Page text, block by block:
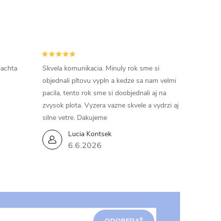
Lucia Kontsek
6.6.2026
Skvela komunikacia. Minuly rok sme si
objednali pltovu vypln a kedze sa nam velmi
pacila, tento rok sme si doobjednali aj na
zvysok plota. Vyzera vazne skvele a vydrzi aj
silne vetre. Dakujeme